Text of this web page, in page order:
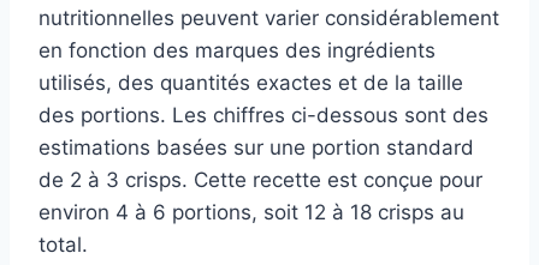
nutritionnelles peuvent varier considérablement
en fonction des marques des ingrédients
utilisés, des quantités exactes et de la taille
des portions. Les chiffres ci-dessous sont des
estimations basées sur une portion standard
de 2 à 3 crisps. Cette recette est conçue pour
environ 4 à 6 portions, soit 12 à 18 crisps au
total.